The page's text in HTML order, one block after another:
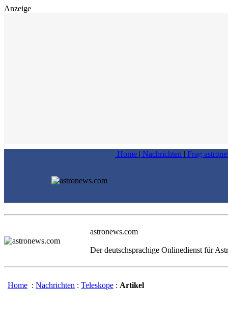
Anzeige
Home | Nachrichten | Frag
astronews.com
Der deutschsprachige Onlinedienst für
Home : Nachrichten : Teleskope : Artikel